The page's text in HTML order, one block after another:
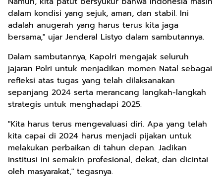
dalam kondisi yang sejuk, aman, dan stabil. Ini
adalah anugerah yang harus terus kita jaga
bersama," ujar Jenderal Listyo dalam sambutannya.
Dalam sambutannya, Kapolri mengajak seluruh
jajaran Polri untuk menjadikan momen Natal sebagai
refleksi atas tugas yang telah dilaksanakan
sepanjang 2024 serta merancang langkah-langkah
strategis untuk menghadapi 2025.
"Kita harus terus mengevaluasi diri. Apa yang telah
kita capai di 2024 harus menjadi pijakan untuk
melakukan perbaikan di tahun depan. Jadikan
institusi ini semakin profesional, dekat, dan dicintai
oleh masyarakat," tegasnya.